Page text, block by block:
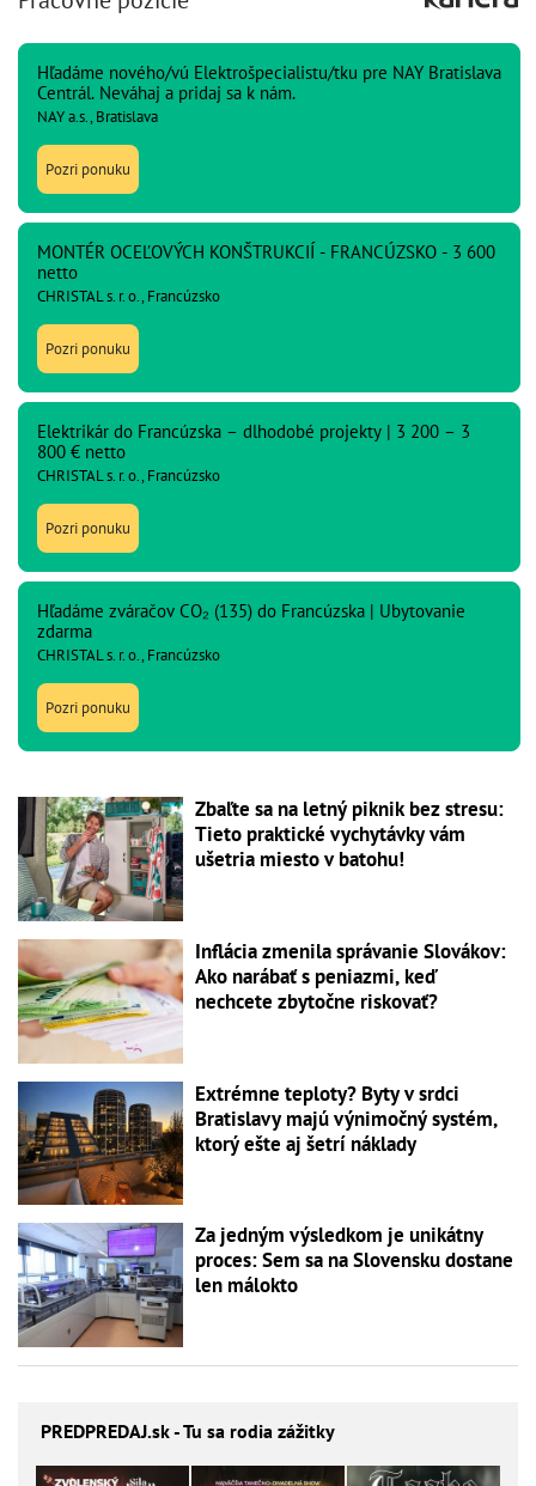
Hľadáme nového/vú Elektrošpecialistu/tku pre NAY Bratislava
Centrál. Neváhaj a pridaj sa k nám.
NAY a.s., Bratislava
Pozri ponuku
MONTÉR OCEĽOVÝCH KONŠTRUKCIÍ - FRANCÚZSKO - 3 600
netto
CHRISTAL s. r. o., Francúzsko
Pozri ponuku
Elektrikár do Francúzska – dlhodobé projekty | 3 200 – 3
800 € netto
CHRISTAL s. r. o., Francúzsko
Pozri ponuku
Hľadáme zváračov CO₂ (135) do Francúzska | Ubytovanie
zdarma
CHRISTAL s. r. o., Francúzsko
Pozri ponuku
Zbaľte sa na letný piknik bez stresu:
Tieto praktické vychytávky vám
ušetria miesto v batohu!
Inflácia zmenila správanie Slovákov:
Ako narábať s peniazmi, keď
nechcete zbytočne riskovať?
Extrémne teploty? Byty v srdci
Bratislavy majú výnimočný systém,
ktorý ešte aj šetrí náklady
Za jedným výsledkom je unikátny
proces: Sem sa na Slovensku dostane
len málokto
PREDPREDAJ.sk - Tu sa rodia zážitky